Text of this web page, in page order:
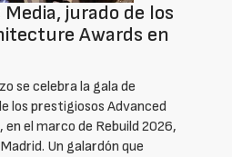
jurado de los
Awards en
se celebra la gala de
los prestigiosos Advanced
el marco de Rebuild 2026,
Un galardón que